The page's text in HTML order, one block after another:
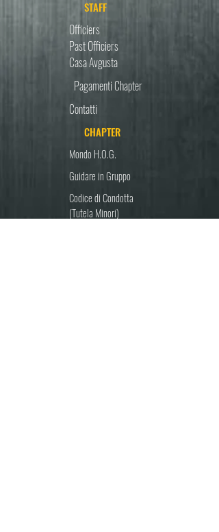
STAFF
Officiers
Past Officiers
Casa Avgusta
Pagamenti Chapter
Contatti
CHAPTER
Mondo H.O.G.
Guidare in Gruppo
Codice di Condotta
(Tutela Minori)